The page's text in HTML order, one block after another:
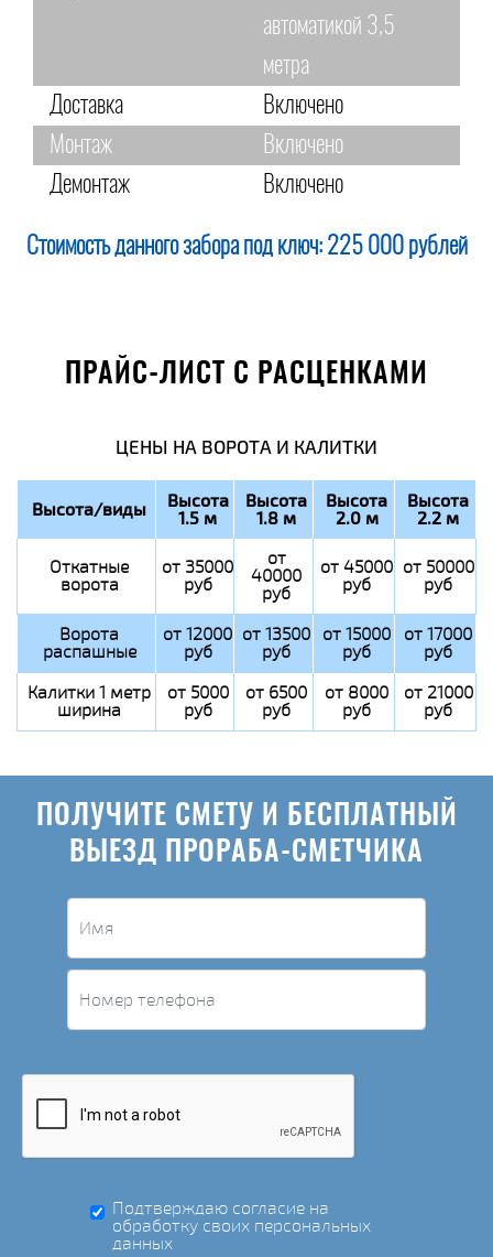
автоматикой 3,5
метра
Доставка
Включено
Монтаж
Включено
Демонтаж
Включено
Стоимость данного забора под ключ: 225 000 рублей
ПРАЙС-ЛИСТ С РАСЦЕНКАМИ
ЦЕНЫ НА ВОРОТА И КАЛИТКИ
Высота/виды Высота
1.5 м
Высота
1.8 м
Высота
2.0 м
Высота
2.2 м
Откатные
ворота
от 35000
руб
от
40000
руб
от 45000
руб
от 50000
руб
Ворота
распашные
от 12000
руб
от 13500
руб
от 15000
руб
от 17000
руб
Калитки 1 метр
ширина
от 5000
руб
от 6500
руб
от 8000
руб
от 21000
руб
ПОЛУЧИТЕ СМЕТУ И БЕСПЛАТНЫЙ
ВЫЕЗД ПРОРАБА-СМЕТЧИКА
Подтверждаю согласие на
обработку своих персональных
данных